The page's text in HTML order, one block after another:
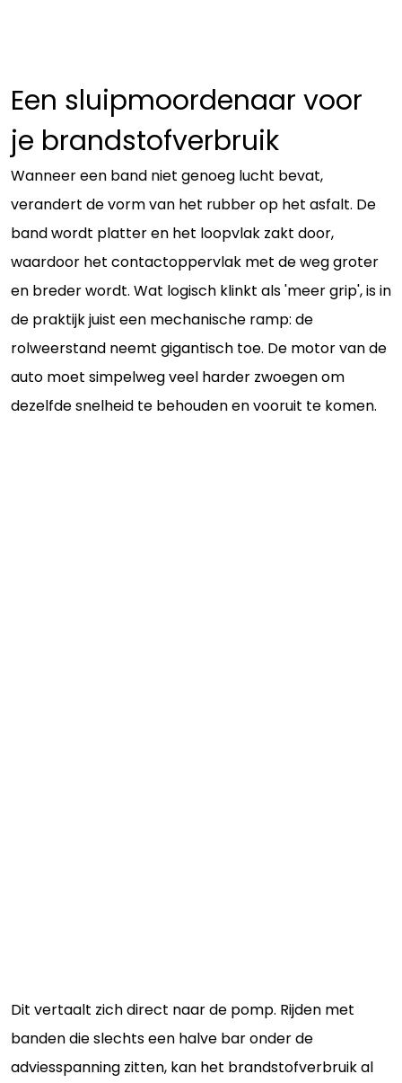
Een sluipmoordenaar voor
je brandstofverbruik
Wanneer een band niet genoeg lucht bevat,
verandert de vorm van het rubber op het asfalt. De
band wordt platter en het loopvlak zakt door,
waardoor het contactoppervlak met de weg groter
en breder wordt. Wat logisch klinkt als 'meer grip', is in
de praktijk juist een mechanische ramp: de
rolweerstand neemt gigantisch toe. De motor van de
auto moet simpelweg veel harder zwoegen om
dezelfde snelheid te behouden en vooruit te komen.
Dit vertaalt zich direct naar de pomp. Rijden met
banden die slechts een halve bar onder de
adviesspanning zitten, kan het brandstofverbruik al